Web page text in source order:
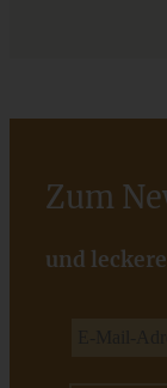
Klassischer
Zum
und